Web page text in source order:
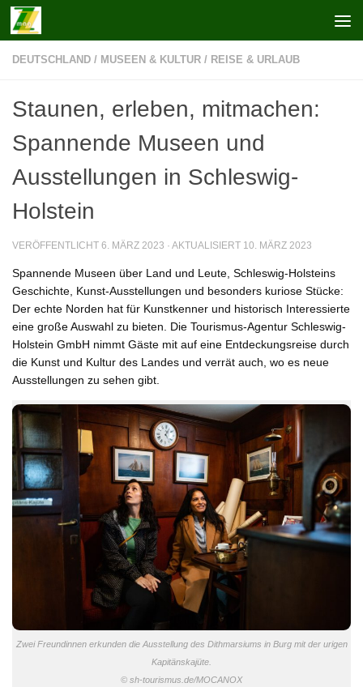
Zum Inhalt springen
DEUTSCHLAND / MUSEEN & KULTUR / REISE & URLAUB
Staunen, erleben, mitmachen:
Spannende Museen und
Ausstellungen in Schleswig-
Holstein
VERÖFFENTLICHT 6. MÄRZ 2023 · AKTUALISIERT 10. MÄRZ 2023
Spannende Museen über Land und Leute, Schleswig-Holsteins
Geschichte, Kunst-Ausstellungen und besonders kuriose Stücke:
Der echte Norden hat für Kunstkenner und historisch Interessierte
eine große Auswahl zu bieten. Die Tourismus-Agentur Schleswig-
Holstein GmbH nimmt Gäste mit auf eine Entdeckungsreise durch
die Kunst und Kultur des Landes und verrät auch, wo es neue
Ausstellungen zu sehen gibt.
Zwei Freundinnen erkunden die Ausstellung des Dithmarsiums in Burg mit der urigen
Kapitänskajüte.
© sh-tourismus.de/MOCANOX